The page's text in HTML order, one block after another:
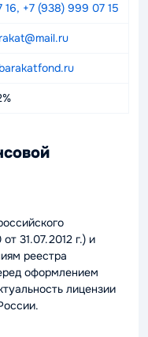
16, +7 (938) 999 07 15
31.07.2012 г.) и
реестра
оформлением
лицензии